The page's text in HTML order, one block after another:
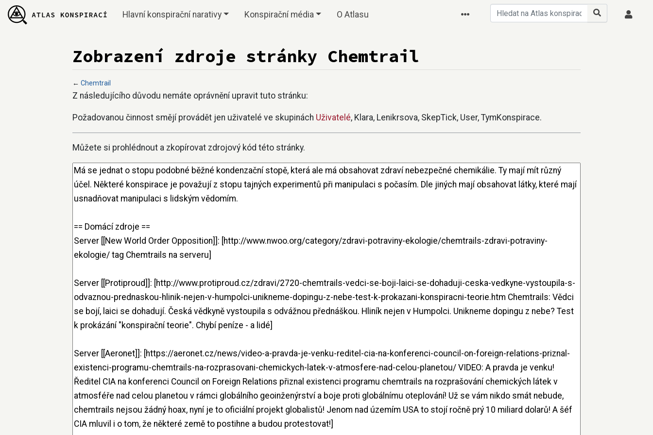
Hlavní konspirační narativy Konspirační média O Atlasu
Zobrazení zdroje stránky Chemtrail
← Chemtrail
Přejít na:navigace,hledání
Z následujícího důvodu nemáte oprávnění upravit tuto stránku:
Požadovanou činnost smějí provádět jen uživatelé ve skupinách Uživatelé, Klara, Lenikrsova, SkepTick, User, TymKonspirace.
Můžete si prohlédnout a zkopírovat zdrojový kód této stránky.